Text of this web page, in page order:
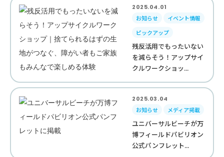
2025.04.01
お知らせ
イベント情報
ピックアップ
残反活用でもったいない
を減らそう！アップサイ
クルワークショッ...
2025.03.04
お知らせ
メディア掲載
ユニバーサルビーチが万
博フィールドパビリオン
公式パンフレット...